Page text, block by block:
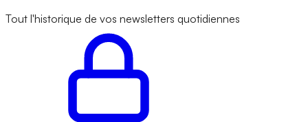
Tout l'historique de vos newsletters quotidiennes